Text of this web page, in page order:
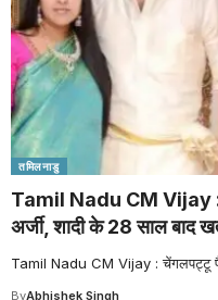
तमिलनाडु
Tamil Nadu CM Vijay :
अर्जी, शादी के 28 साल बाद
Tamil Nadu CM Vijay : चेंगलपट्टू
ByAbhishek Singh